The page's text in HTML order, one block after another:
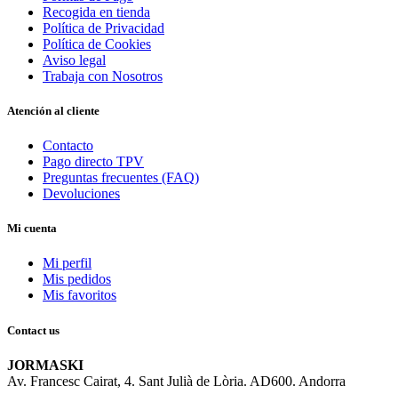
Recogida en tienda
Política de Privacidad
Política de Cookies
Aviso legal
Trabaja con Nosotros
Atención al cliente
Contacto
Pago directo TPV
Preguntas frecuentes (FAQ)
Devoluciones
Mi cuenta
Mi perfil
Mis pedidos
Mis favoritos
Contact us
JORMASKI
Av. Francesc Cairat, 4. Sant Julià de Lòria. AD600. Andorra